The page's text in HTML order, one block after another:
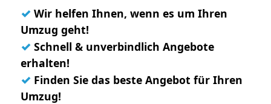
✓ Wir helfen Ihnen, wenn es um Ihren
Umzug geht!
✓ Schnell & unverbindlich Angebote
erhalten!
✓ Finden Sie das beste Angebot für Ihren
Umzug!